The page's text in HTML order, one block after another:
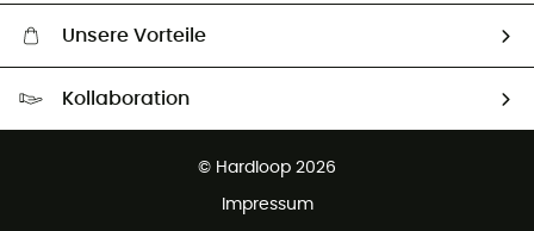
Unsere Vorteile
Kollaboration
© Hardloop 2026
Impressum